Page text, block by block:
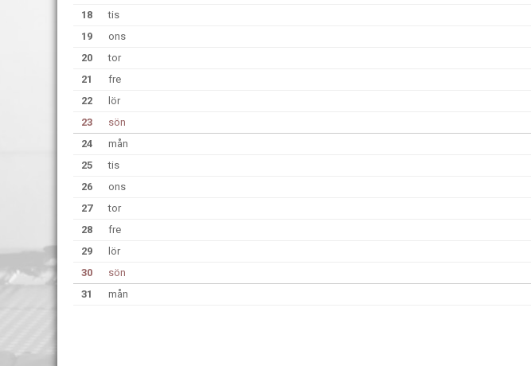
18
tis
19
ons
20
tor
21
fre
22
lör
23
sön
24
mån
25
tis
26
ons
27
tor
28
fre
29
lör
30
sön
31 mån